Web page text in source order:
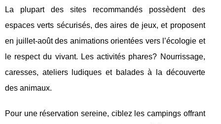
La plupart des sites recommandés possèdent des
espaces verts sécurisés, des aires de jeux, et proposent
en juillet-août des animations orientées vers l’écologie et
le respect du vivant. Les activités phares? Nourrissage,
caresses, ateliers ludiques et balades à la découverte
des animaux.
Pour une réservation sereine, ciblez les campings offrant